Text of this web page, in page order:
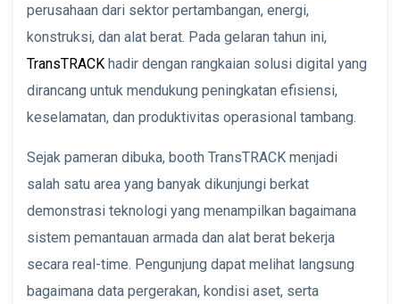
perusahaan dari sektor pertambangan, energi,
konstruksi, dan alat berat. Pada gelaran tahun ini,
TransTRACK hadir dengan rangkaian solusi digital yang
dirancang untuk mendukung peningkatan efisiensi,
keselamatan, dan produktivitas operasional tambang.
Sejak pameran dibuka, booth TransTRACK menjadi
salah satu area yang banyak dikunjungi berkat
demonstrasi teknologi yang menampilkan bagaimana
sistem pemantauan armada dan alat berat bekerja
secara real-time. Pengunjung dapat melihat langsung
bagaimana data pergerakan, kondisi aset, serta